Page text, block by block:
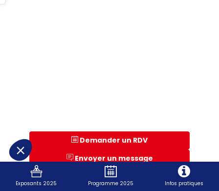
Demander un RDV
Envoyer un message
Univers
Exposants 2025 Programme 2025 Infos pratiques